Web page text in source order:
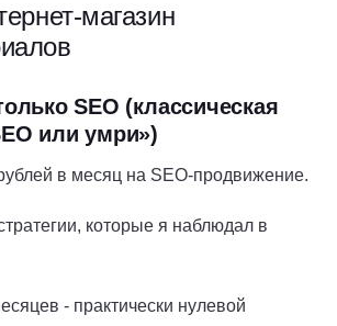
магазин
SEO (классическая
или умри»)
в месяц на SEO-продвижение.
которые я наблюдал в
- практически нулевой